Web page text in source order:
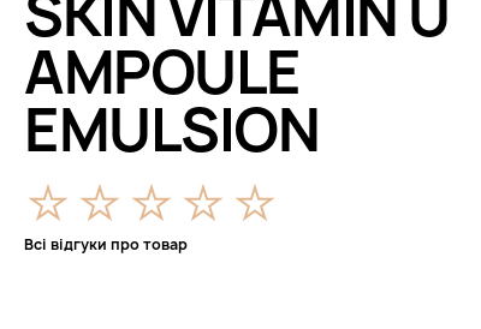
AMPOULE
EMULSION
Всі відгуки про товар